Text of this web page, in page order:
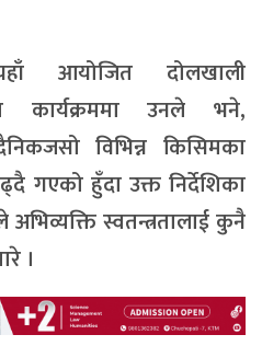
आयोजित दोलखाली
कार्यक्रममा उनले भने,
विभिन्न किसिमका
गएको हुँदा उक्त निर्देशिका
स्वतन्त्रतालाई कुनै
।